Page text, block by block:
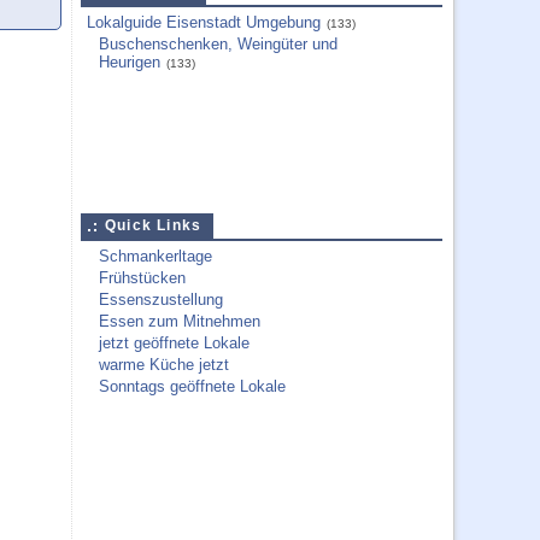
Lokalguide Eisenstadt Umgebung (133)
Buschenschenken, Weingüter und
Heurigen (133)
Quick Links
Schmankerltage
Frühstücken
Essenszustellung
Essen zum Mitnehmen
jetzt geöffnete Lokale
warme Küche jetzt
Sonntags geöffnete Lokale